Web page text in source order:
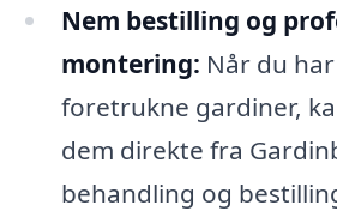
Nem bestilling og
montering: Når du
foretrukne gardiner,
dem direkte fra
behandling og